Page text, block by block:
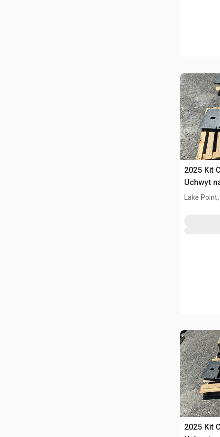
2025 Kit
Uchwyt
o
Lake Point,
2025 Kit